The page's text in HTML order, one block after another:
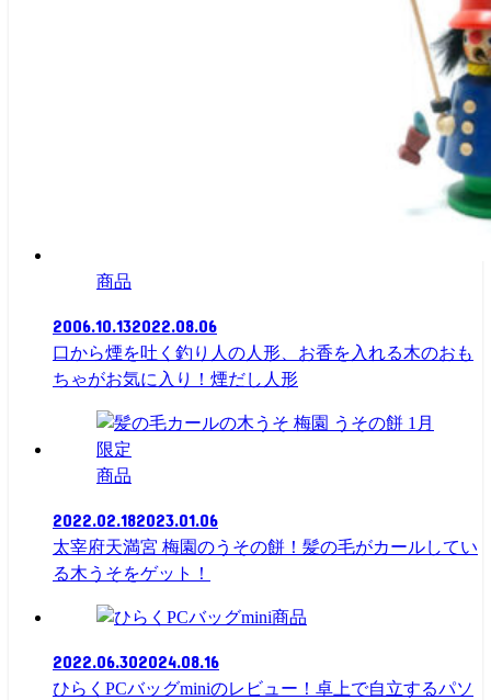
商品
2006.10.132022.08.06
口から煙を吐く釣り人の人形、お香を入れる木のおも
ちゃがお気に入り！煙だし人形
商品
2022.02.182023.01.06
太宰府天満宮 梅園のうその餅！髪の毛がカールしてい
る木うそをゲット！
商品
2022.06.302024.08.16
ひらくPCバッグminiのレビュー！卓上で自立するパソ